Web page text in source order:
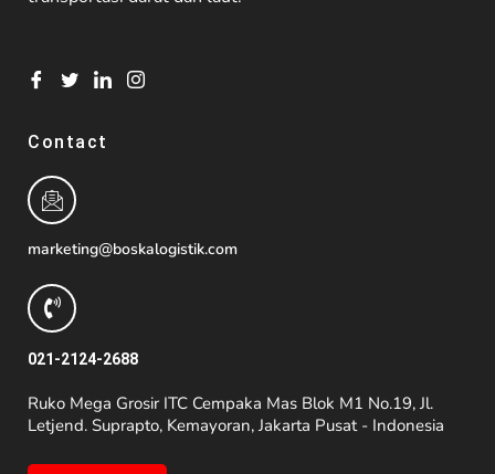
Contact
marketing@boskalogistik.com
021-2124-2688
Ruko Mega Grosir ITC Cempaka Mas Blok M1 No.19, Jl.
Letjend. Suprapto, Kemayoran, Jakarta Pusat - Indonesia